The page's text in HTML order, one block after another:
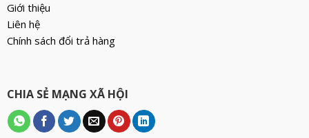
Giới thiệu
Liên hệ
Chính sách đổi trả hàng
CHIA SẺ MẠNG XÃ HỘI